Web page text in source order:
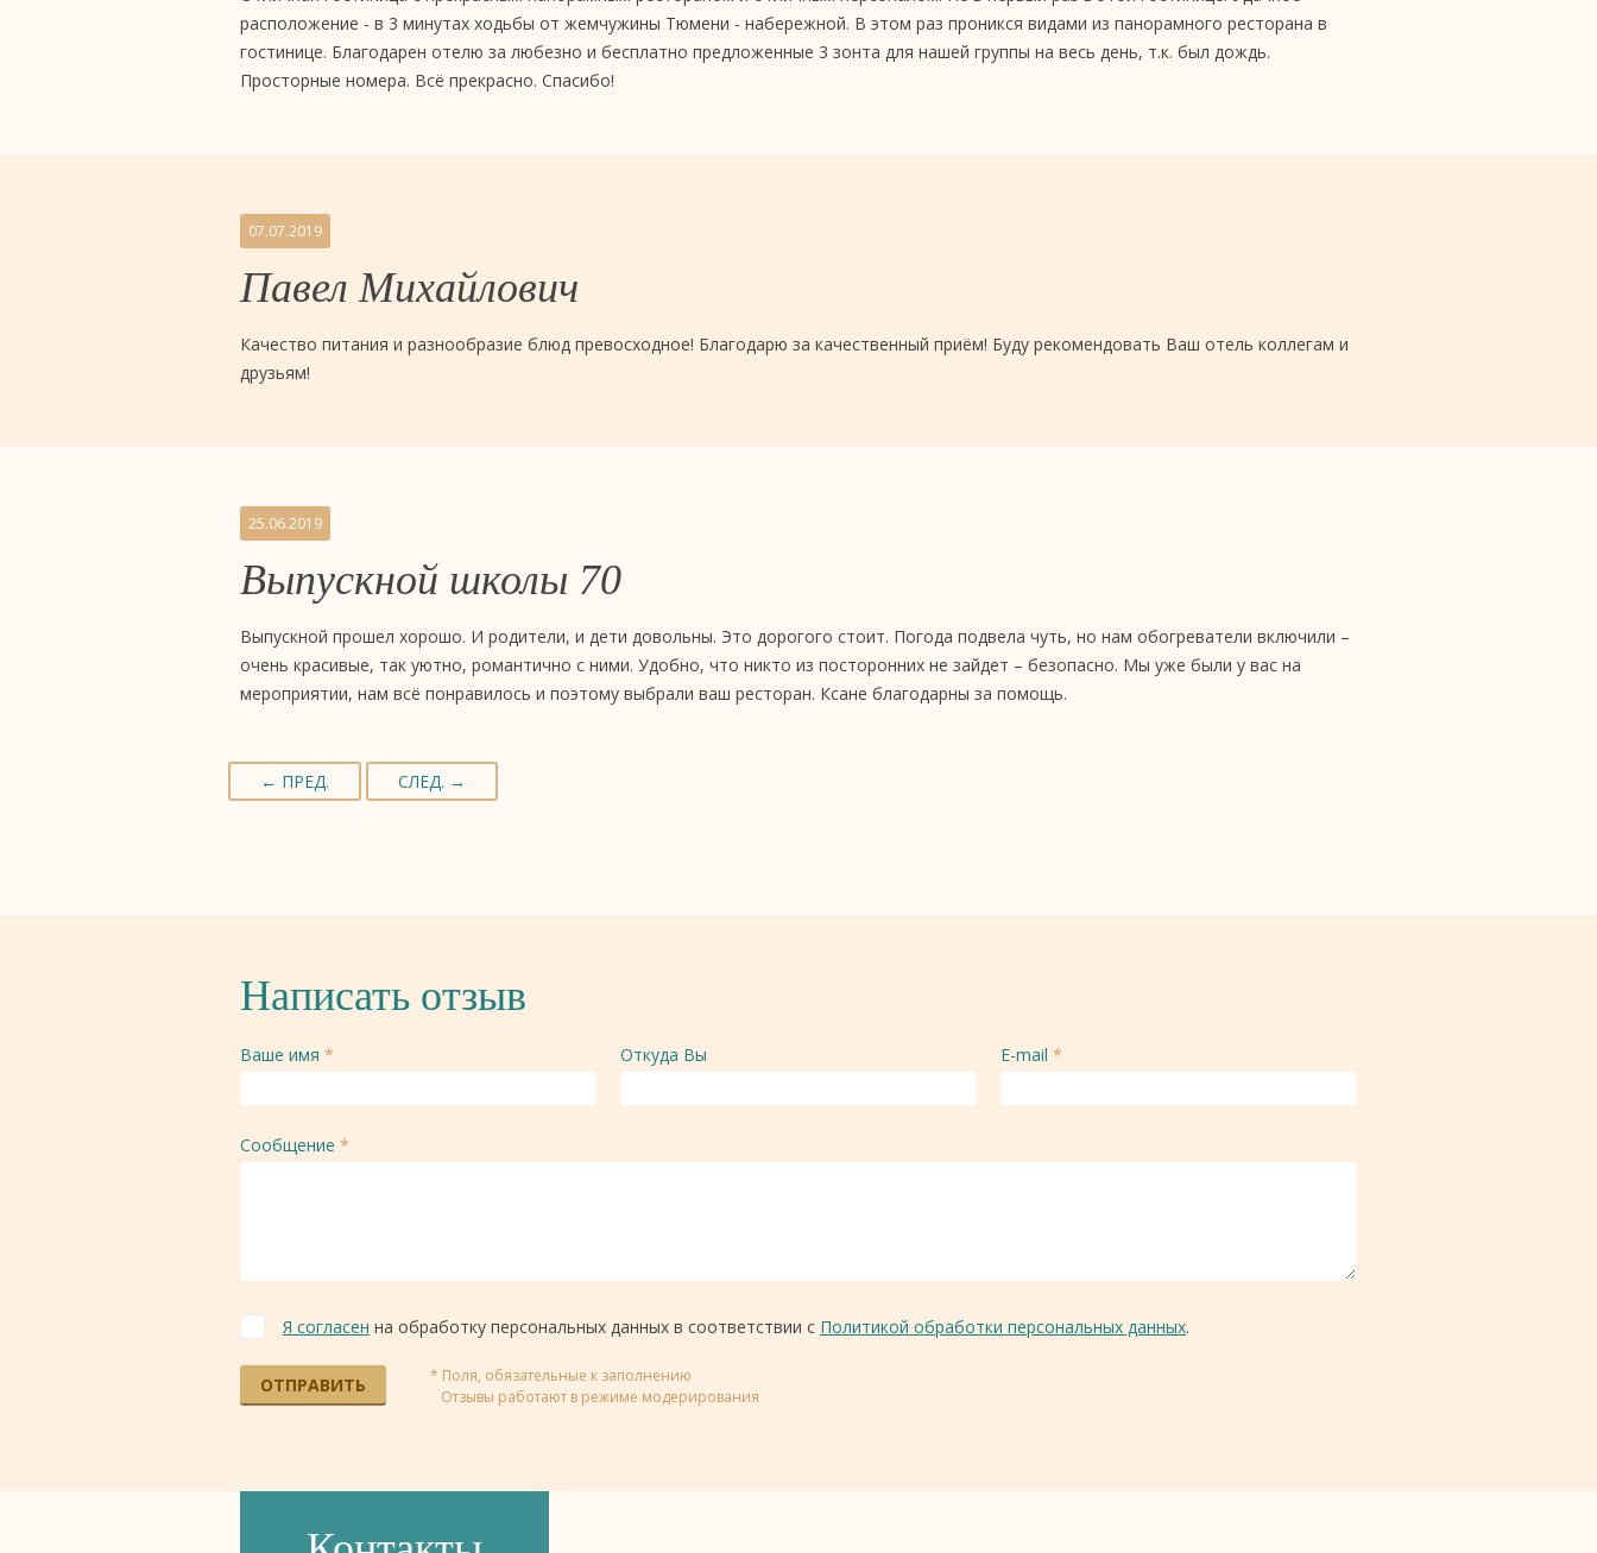
расположение - в 3 минутах ходьбы от жемчужины Тюмени - набережной. В этом раз проникся видами из панорамного ресторана в
гостинице. Благодарен отелю за любезно и бесплатно предложенные 3 зонта для нашей группы на весь день, т.к. был дождь.
Просторные номера. Всё прекрасно. Спасибо!
07.07.2019
Павел Михайлович
Качество питания и разнообразие блюд превосходное! Благодарю за качественный приём! Буду рекомендовать Ваш отель коллегам и
друзьям!
25.06.2019
Выпускной школы 70
Выпускной прошел хорошо. И родители, и дети довольны. Это дорогого стоит. Погода подвела чуть, но нам обогреватели включили –
очень красивые, так уютно, романтично с ними. Удобно, что никто из посторонних не зайдет – безопасно. Мы уже были у вас на
мероприятии, нам всё понравилось и поэтому выбрали ваш ресторан. Ксане благодарны за помощь.
← ПРЕД. СЛЕД. →
Написать отзыв
Ваше имя * Откуда Вы E-mail *
Сообщение *
Я согласен на обработку персональных данных в соответствии с Политикой обработки персональных данных.
ОТПРАВИТЬ
* Поля, обязательные к заполнению
Отзывы работают в режиме модерирования